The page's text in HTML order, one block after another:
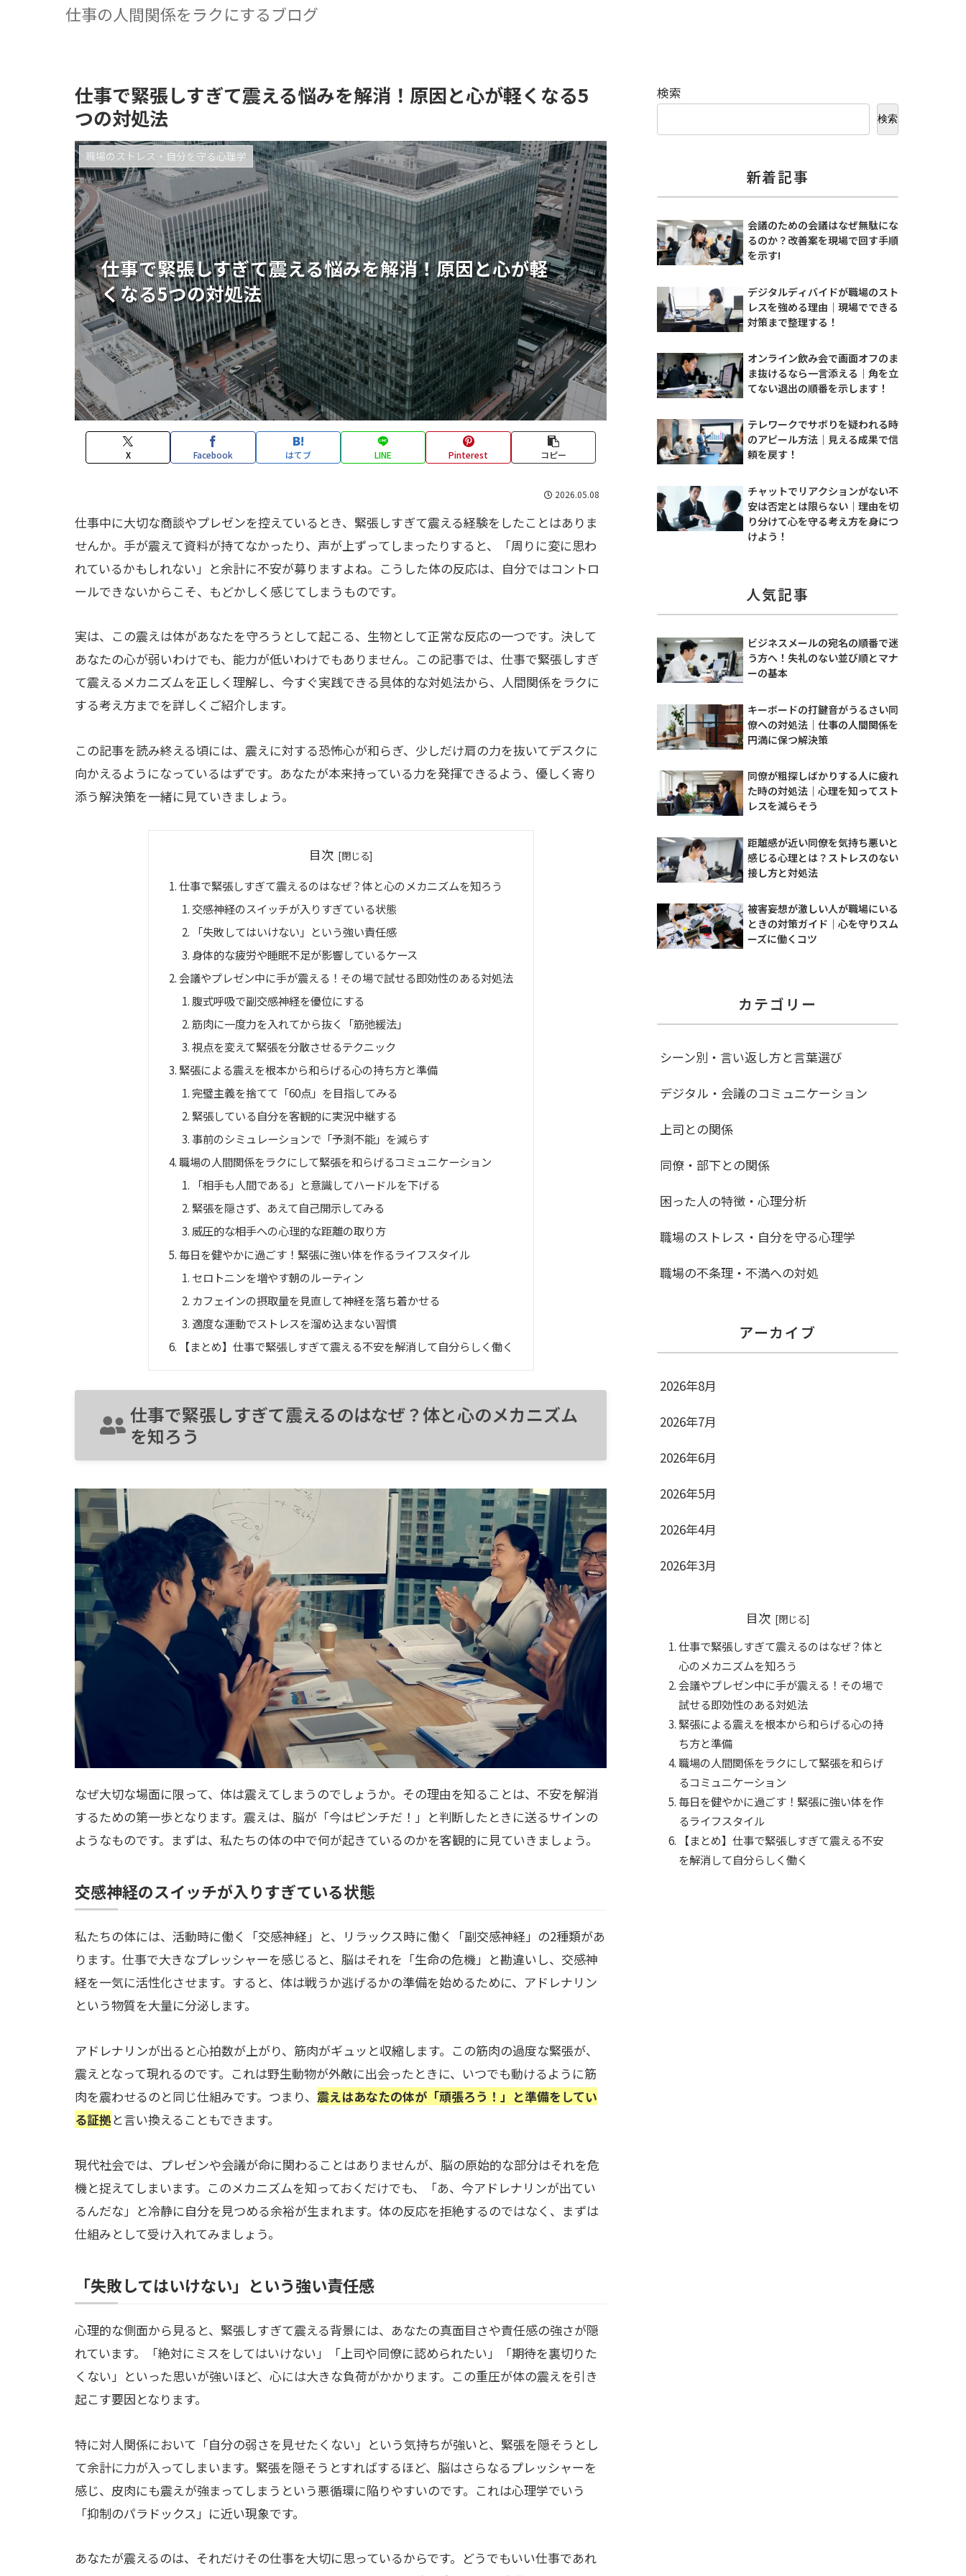
仕事の人間関係をラクにするブログ
仕事で緊張しすぎて震える悩みを解消！原因と心が軽くなる5
つの対処法
仕事で緊張しすぎて震える悩みを解消！原因と心が軽
くなる5つの対処法
職場のストレス・自分を守る心理学
X Facebook はてブ LINE Pinterest コピー
2026.05.08
仕事中に大切な商談やプレゼンを控えているとき、緊張しすぎて震える経験をしたことはありま
せんか。手が震えて資料が持てなかったり、声が上ずってしまったりすると、「周りに変に思わ
れているかもしれない」と余計に不安が募りますよね。こうした体の反応は、自分ではコントロ
ールできないからこそ、もどかしく感じてしまうものです。
実は、この震えは体があなたを守ろうとして起こる、生物として正常な反応の一つです。決して
あなたの心が弱いわけでも、能力が低いわけでもありません。この記事では、仕事で緊張しすぎ
て震えるメカニズムを正しく理解し、今すぐ実践できる具体的な対処法から、人間関係をラクに
する考え方までを詳しくご紹介します。
この記事を読み終える頃には、震えに対する恐怖心が和らぎ、少しだけ肩の力を抜いてデスクに
向かえるようになっているはずです。あなたが本来持っている力を発揮できるよう、優しく寄り
添う解決策を一緒に見ていきましょう。
目次
仕事で緊張しすぎて震えるのはなぜ？体と心のメカニズムを知ろう
交感神経のスイッチが入りすぎている状態
「失敗してはいけない」という強い責任感
身体的な疲労や睡眠不足が影響しているケース
会議やプレゼン中に手が震える！その場で試せる即効性のある対処法
腹式呼吸で副交感神経を優位にする
筋肉に一度力を入れてから抜く「筋弛緩法」
視点を変えて緊張を分散させるテクニック
緊張による震えを根本から和らげる心の持ち方と準備
完璧主義を捨てて「60点」を目指してみる
緊張している自分を客観的に実況中継する
事前のシミュレーションで「予測不能」を減らす
職場の人間関係をラクにして緊張を和らげるコミュニケーション
「相手も人間である」と意識してハードルを下げる
緊張を隠さず、あえて自己開示してみる
威圧的な相手への心理的な距離の取り方
毎日を健やかに過ごす！緊張に強い体を作るライフスタイル
セロトニンを増やす朝のルーティン
カフェインの摂取量を見直して神経を落ち着かせる
適度な運動でストレスを溜め込まない習慣
【まとめ】仕事で緊張しすぎて震える不安を解消して自分らしく働く
仕事で緊張しすぎて震えるのはなぜ？体と心のメカニズム
を知ろう
なぜ大切な場面に限って、体は震えてしまうのでしょうか。その理由を知ることは、不安を解消
するための第一歩となります。震えは、脳が「今はピンチだ！」と判断したときに送るサインの
ようなものです。まずは、私たちの体の中で何が起きているのかを客観的に見ていきましょう。
交感神経のスイッチが入りすぎている状態
私たちの体には、活動時に働く「交感神経」と、リラックス時に働く「副交感神経」の2種類があ
ります。仕事で大きなプレッシャーを感じると、脳はそれを「生命の危機」と勘違いし、交感神
経を一気に活性化させます。すると、体は戦うか逃げるかの準備を始めるために、アドレナリン
という物質を大量に分泌します。
アドレナリンが出ると心拍数が上がり、筋肉がギュッと収縮します。この筋肉の過度な緊張が、
震えとなって現れるのです。これは野生動物が外敵に出会ったときに、いつでも動けるように筋
肉を震わせるのと同じ仕組みです。つまり、 震えはあなたの体が「頑張ろう！」と準備をしてい
る証拠と言い換えることもできます。
現代社会では、プレゼンや会議が命に関わることはありませんが、脳の原始的な部分はそれを危
機と捉えてしまいます。このメカニズムを知っておくだけでも、「あ、今アドレナリンが出てい
るんだな」と冷静に自分を見つめる余裕が生まれます。体の反応を拒絶するのではなく、まずは
仕組みとして受け入れてみましょう。
「失敗してはいけない」という強い責任感
心理的な側面から見ると、緊張しすぎて震える背景には、あなたの真面目さや責任感の強さが隠
れています。「絶対にミスをしてはいけない」「上司や同僚に認められたい」「期待を裏切りた
くない」といった思いが強いほど、心には大きな負荷がかかります。この重圧が体の震えを引き
起こす要因となります。
特に対人関係において「自分の弱さを見せたくない」という気持ちが強いと、緊張を隠そうとし
て余計に力が入ってしまいます。緊張を隠そうとすればするほど、脳はさらなるプレッシャーを
感じ、皮肉にも震えが強まってしまうという悪循環に陥りやすいのです。これは心理学でいう
「抑制のパラドックス」に近い現象です。
あなたが震えるのは、それだけその仕事を大切に思っているからです。どうでもいい仕事であれ
検索
検索
新着記事
会議のための会議はなぜ無駄にな
るのか？改善案を現場で回す手順
を示す!
デジタルディバイドが職場のスト
レスを強める理由｜現場でできる
対策まで整理する！
オンライン飲み会で画面オフのま
ま抜けるなら一言添える｜角を立
てない退出の順番を示します！
テレワークでサボりを疑われる時
のアピール方法｜見える成果で信
頼を戻す！
チャットでリアクションがない不
安は否定とは限らない｜理由を切
り分けて心を守る考え方を身につ
けよう！
人気記事
ビジネスメールの宛名の順番で迷
う方へ！失礼のない並び順とマナ
ーの基本
キーボードの打鍵音がうるさい同
僚への対処法｜仕事の人間関係を
円満に保つ解決策
同僚が粗探しばかりする人に疲れ
た時の対処法｜心理を知ってスト
レスを減らそう
距離感が近い同僚を気持ち悪いと
感じる心理とは？ストレスのない
接し方と対処法
被害妄想が激しい人が職場にいる
ときの対策ガイド｜心を守りスム
ーズに働くコツ
カテゴリー
シーン別・言い返し方と言葉選び
デジタル・会議のコミュニケーション
上司との関係
同僚・部下との関係
困った人の特徴・心理分析
職場のストレス・自分を守る心理学
職場の不条理・不満への対処
アーカイブ
2026年8月
2026年7月
2026年6月
2026年5月
2026年4月
2026年3月
目次
仕事で緊張しすぎて震えるのはなぜ？体と
心のメカニズムを知ろう
会議やプレゼン中に手が震える！その場で
試せる即効性のある対処法
緊張による震えを根本から和らげる心の持
ち方と準備
職場の人間関係をラクにして緊張を和らげ
るコミュニケーション
毎日を健やかに過ごす！緊張に強い体を作
るライフスタイル
【まとめ】仕事で緊張しすぎて震える不安
を解消して自分らしく働く